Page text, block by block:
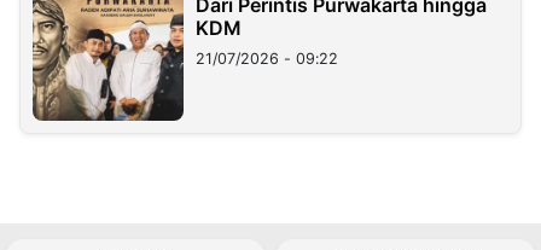
KDM
21/07/2026 - 09:22